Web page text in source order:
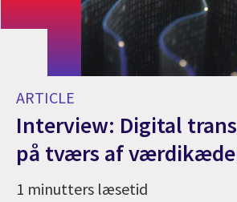
ARTICLE
Interview: Digital
på tværs af
1 minutters læsetid